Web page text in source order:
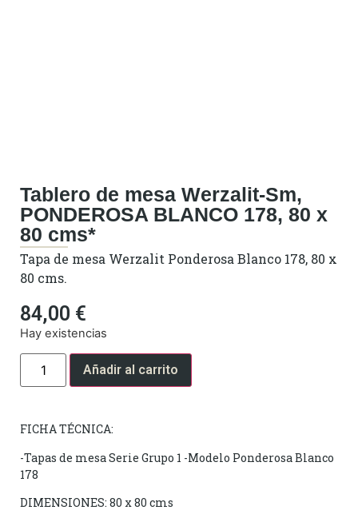
Tablero de mesa Werzalit-Sm,
PONDEROSA BLANCO 178, 80 x
80 cms*
Tapa de mesa Werzalit Ponderosa Blanco 178, 80 x
80 cms.
84,00 €
Hay existencias
Añadir al carrito
FICHA TÉCNICA:
-Tapas de mesa Serie Grupo 1 -Modelo Ponderosa Blanco
178
DIMENSIONES: 80 x 80 cms